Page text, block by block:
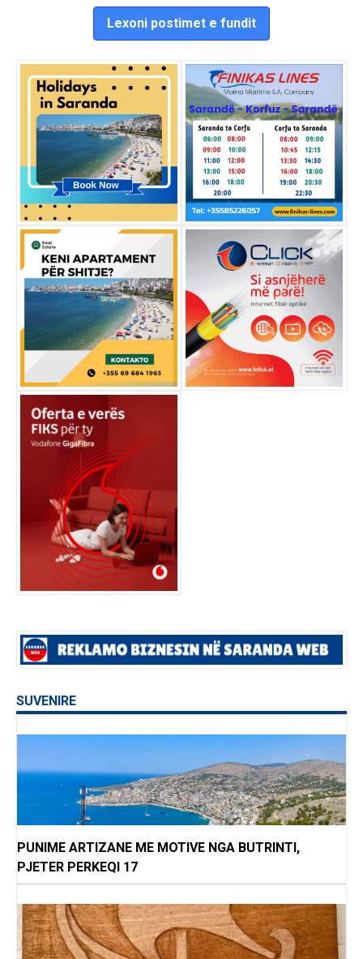
Lexoni postimet e fundit
SUVENIRE
PUNIME ARTIZANE ME MOTIVE NGA BUTRINTI,
PJETER PERKEQI 17